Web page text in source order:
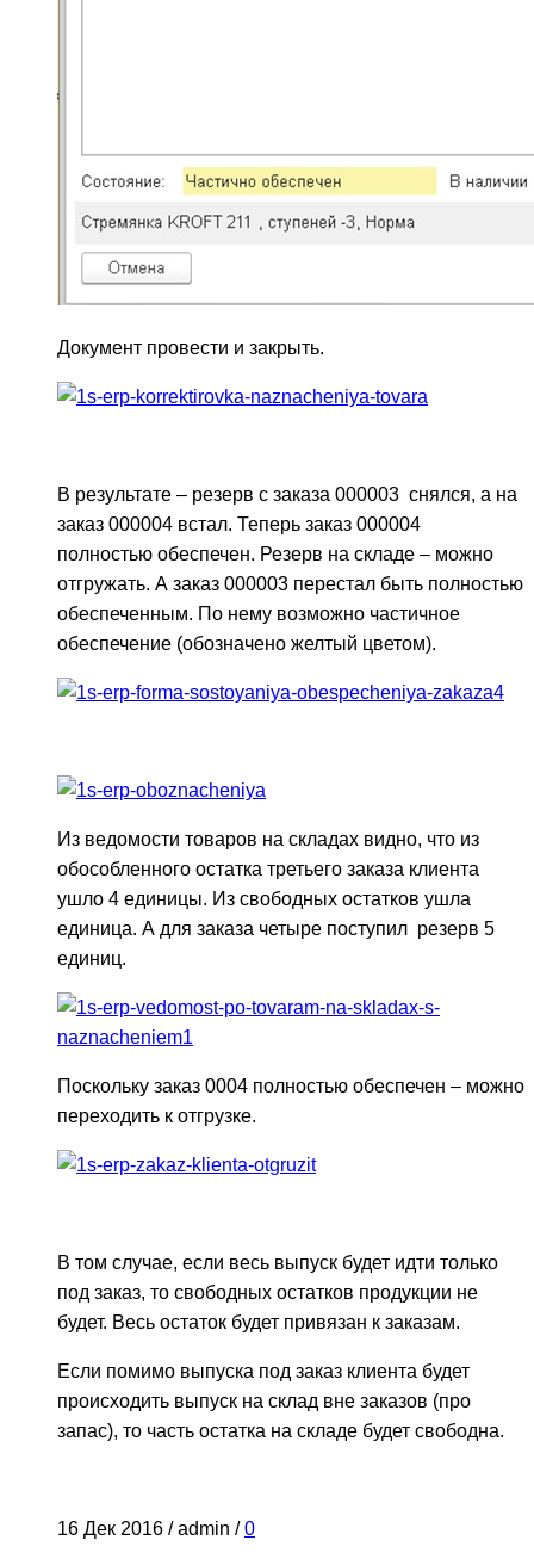
Документ провести и закрыть.
В результате – резерв с заказа 000003 снялся, а на
заказ 000004 встал. Теперь заказ 000004
полностью обеспечен. Резерв на складе – можно
отгружать. А заказ 000003 перестал быть полностью
обеспеченным. По нему возможно частичное
обеспечение (обозначено желтый цветом).
Из ведомости товаров на складах видно, что из
обособленного остатка третьего заказа клиента
ушло 4 единицы. Из свободных остатков ушла
единица. А для заказа четыре поступил резерв 5
единиц.
Поскольку заказ 0004 полностью обеспечен – можно
переходить к отгрузке.
В том случае, если весь выпуск будет идти только
под заказ, то свободных остатков продукции не
будет. Весь остаток будет привязан к заказам.
Если помимо выпуска под заказ клиента будет
происходить выпуск на склад вне заказов (про
запас), то часть остатка на складе будет свободна.
16 Дек 2016 /admin /0